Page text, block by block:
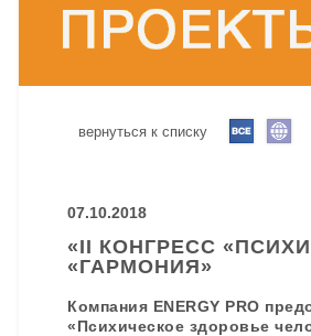
вернуться к списку
07.10.2018
«II КОНГРЕСС
«ГАРМОНИЯ»
Компания ENERGY PRO
«Психическое здоровье